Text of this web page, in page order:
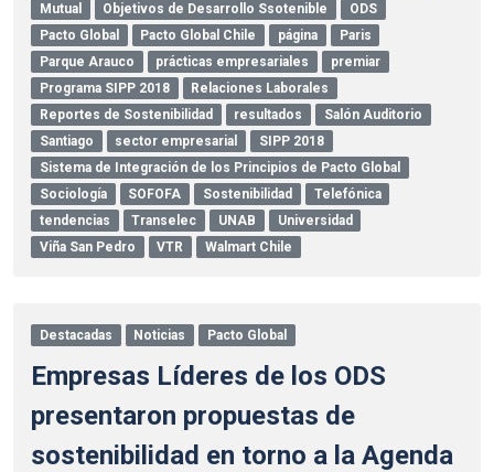
Mutual
Objetivos de Desarrollo Ssotenible
ODS
Pacto Global
Pacto Global Chile página
Paris
Parque Arauco
prácticas empresariales
premiar
Programa SIPP 2018
Relaciones Laborales
Reportes de Sostenibilidad
resultados
Salón Auditorio
Santiago
sector empresarial
SIPP 2018
Sistema de Integración de los Principios de Pacto Global
Sociología
SOFOFA Sostenibilidad
Telefónica
tendencias
Transelec UNAB
Universidad
Viña San Pedro
VTR Walmart Chile
Destacadas Noticias Pacto Global
Empresas Líderes de los ODS
presentaron propuestas de
sostenibilidad en torno a la Agenda